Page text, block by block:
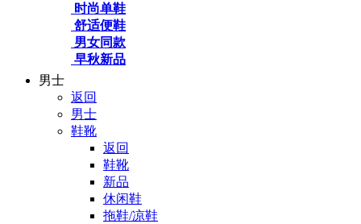
时尚单鞋
舒适便鞋
男女同款
早秋新品
男士
返回
男士
鞋靴
返回
鞋靴
新品
休闲鞋
拖鞋/凉鞋